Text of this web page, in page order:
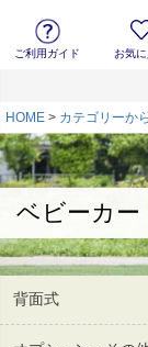
ご利用ガイド お気に
HOME カテゴリーか
ベビーカー
背面式